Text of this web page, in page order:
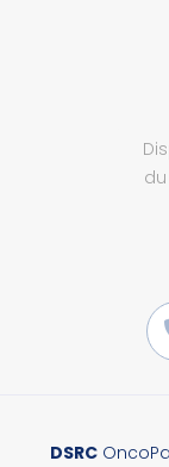
DSRC